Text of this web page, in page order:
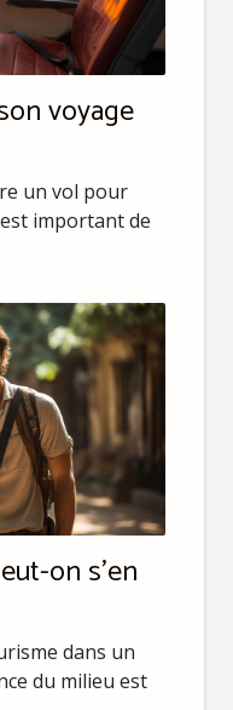
voyage
un vol pour
important de
on s’en
dans un
du milieu est